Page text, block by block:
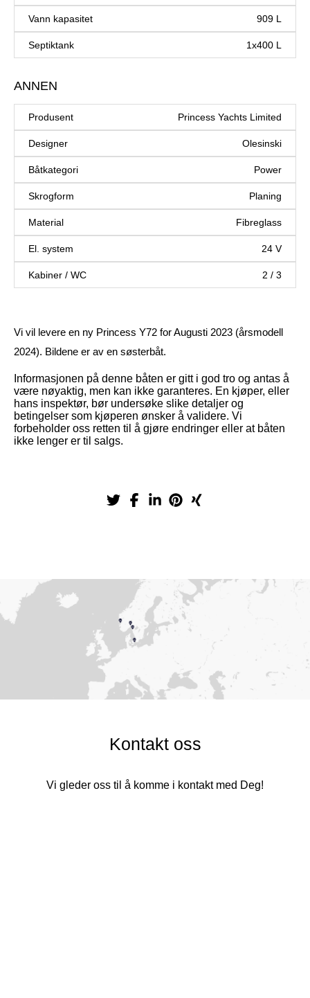
Vann kapasitet 909 L
Septiktank 1x400 L
ANNEN
Produsent Princess Yachts Limited
Designer Olesinski
Båtkategori Power
Skrogform Planing
Material Fibreglass
El. system 24 V
Kabiner / WC 2 / 3
Vi vil levere en ny Princess Y72 for Augusti 2023 (årsmodell
2024). Bildene er av en søsterbåt.
Informasjonen på denne båten er gitt i god tro og antas å
være nøyaktig, men kan ikke garanteres. En kjøper, eller
hans inspektør, bør undersøke slike detaljer og
betingelser som kjøperen ønsker å validere. Vi
forbeholder oss retten til å gjøre endringer eller at båten
ikke lenger er til salgs.
Kontakt oss
Vi gleder oss til å komme i kontakt med Deg!